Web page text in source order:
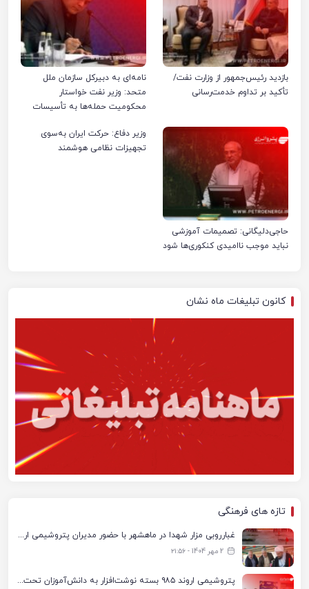
بازدید رئیس‌جمهور از وزارت نفت/
تأکید بر تداوم خدمت‌رسانی
نامه‌ای به دبیرکل سازمان ملل
متحد: وزیر نفت خواستار
محکومیت حمله‌ها به تأسیسات
حاجی‌دلیگانی: تصمیمات آموزشی
نباید موجب ناامیدی کنکوری‌ها شود
وزیر دفاع: حرکت ایران به‌سوی
تجهیزات نظامی هوشمند
کانون تبلیغات ماه نشان
تازه های فرهنگی
غبارروبی مزار شهدا در ماهشهر با حضور مدیران پتروشیمی اروند و مسئولان شهری
2 مهر 1404 - ۲۱:۵۶
پتروشیمی اروند ۹۸۵ بسته نوشت‌افزار به دانش‌آموزان تحت پوشش کمیته امداد بندرماهشهر اهدا کرد